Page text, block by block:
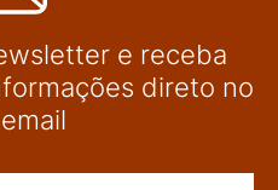
e receba
direto no